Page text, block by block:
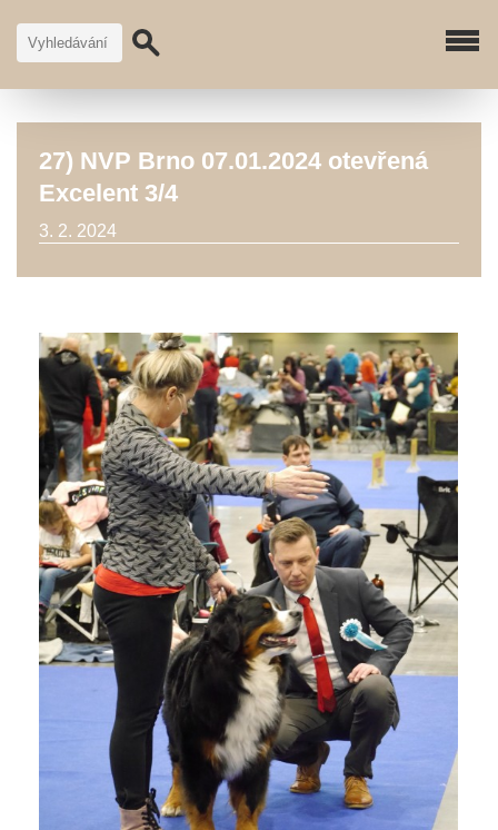
27) NVP Brno 07.01.2024 otevřená
Excelent 3/4
3. 2. 2024